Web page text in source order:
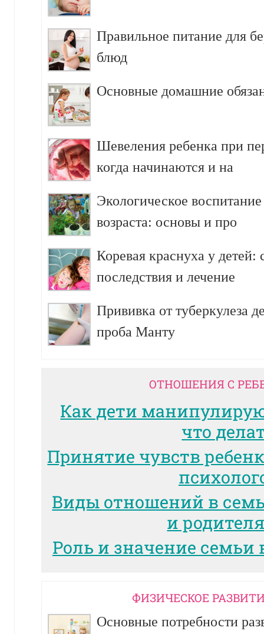
Правильное питание для
блюд
Основные домашние
Шевеления ребенка при
когда начинаются и на
Экологическое
возраста: основы и про
Коревая краснуха у
последствия и лечение
Прививка от туберкулеза
проба Манту
ОТНОШЕНИЯ С
Как дети
что
Принятие чувств
Виды отношений в
и
Роль и значение семьи
ФИЗИЧЕСКОЕ
Основные потребности